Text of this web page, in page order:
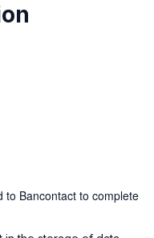
to Bancontact to complete